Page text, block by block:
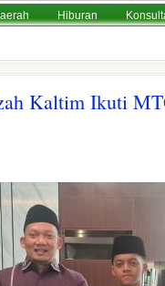
Hiburan
Kaltim Ikuti